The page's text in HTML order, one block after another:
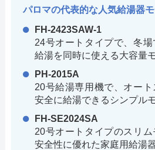
パロマの代表的な人気給湯器
FH-2423SAW-1
24号オートタイプで、冬
給湯を同時に使える大容量モ
PH-2015A
20号給湯専用機で、オー
安全に給湯できるシンプルモ
FH-SE2024SA
20号オートタイプのスリム
安全性に優れた家庭用給湯器